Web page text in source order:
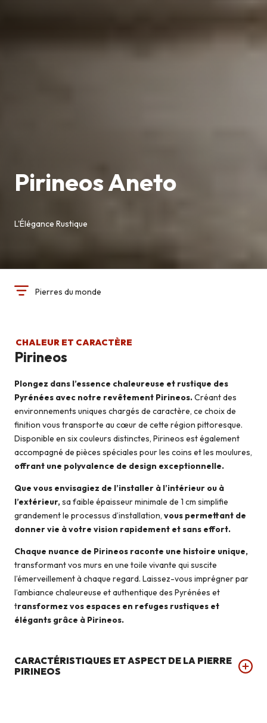
Pirineos Aneto
L'Élégance Rustique
Pierres du monde
CHALEUR ET CARACTÈRE
Pirineos
Plongez dans l’essence chaleureuse et rustique des
Pyrénées avec notre revêtement Pirineos.Créant des
environnements uniques chargés de caractère, ce choix de
finition vous transporte au cœur de cette région pittoresque.
Disponible en six couleurs distinctes, Pirineos est également
accompagné de pièces spéciales pour les coins et les moulures,
offrant une polyvalence de design exceptionnelle.
Que vous envisagiez de l’installer à l’intérieur ou à
l’extérieur,sa faible épaisseur minimale de 1 cm simplifie
grandement le processus d’installation, vous permettant de
donner vie à votre vision rapidement et sans effort.
Chaque nuance de Pirineos raconte une histoire unique,
transformant vos murs en une toile vivante qui suscite
l’émerveillement à chaque regard. Laissez-vous imprégner par
l’ambiance chaleureuse et authentique des Pyrénées et
transformez vos espaces en refuges rustiques et
élégants grâce à Pirineos.
CARACTÉRISTIQUES ET ASPECT DE LA PIERRE
PIRINEOS